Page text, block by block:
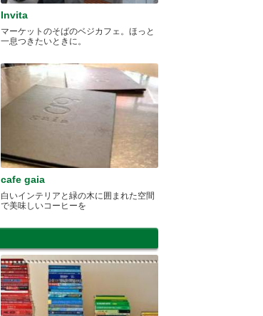
Invita
マーケットのそばのベジカフェ。ほっと
一息つきたいときに。
cafe gaia
白いインテリアと緑の木に囲まれた空間
で美味しいコーヒーを